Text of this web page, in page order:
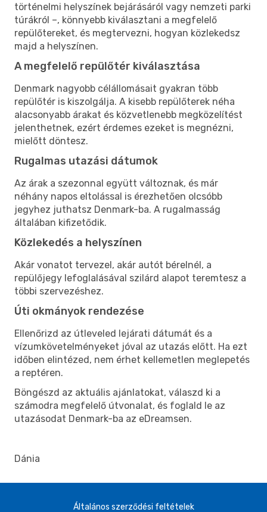
történelmi helyszínek bejárásáról vagy nemzeti parki
túrákról –, könnyebb kiválasztani a megfelelő
repülőtereket, és megtervezni, hogyan közlekedsz
majd a helyszínen.
A megfelelő repülőtér kiválasztása
Denmark nagyobb célállomásait gyakran több
repülőtér is kiszolgálja. A kisebb repülőterek néha
alacsonyabb árakat és közvetlenebb megközelítést
jelenthetnek, ezért érdemes ezeket is megnézni,
mielőtt döntesz.
Rugalmas utazási dátumok
Az árak a szezonnal együtt változnak, és már
néhány napos eltolással is érezhetően olcsóbb
jegyhez juthatsz Denmark-ba. A rugalmasság
általában kifizetődik.
Közlekedés a helyszínen
Akár vonatot tervezel, akár autót bérelnél, a
repülőjegy lefoglalásával szilárd alapot teremtesz a
többi szervezéshez.
Úti okmányok rendezése
Ellenőrizd az útleveled lejárati dátumát és a
vízumkövetelményeket jóval az utazás előtt. Ha ezt
időben elintézed, nem érhet kellemetlen meglepetés
a reptéren.
Böngészd az aktuális ajánlatokat, válaszd ki a
számodra megfelelő útvonalat, és foglald le az
utazásodat Denmark-ba az eDreamsen.
Dánia
Általános szerződési feltételek